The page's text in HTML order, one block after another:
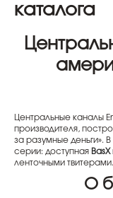
каталога
Центральные каналы
производителя,
за разумные деньги».
серии: доступная BasX
ленточными твитерами.
О